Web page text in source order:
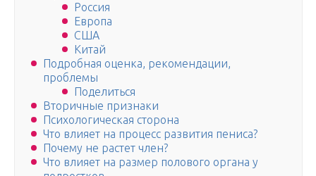
Россия
Европа
США
Китай
Подробная оценка, рекомендации,
проблемы
Поделиться
Вторичные признаки
Психологическая сторона
Что влияет на процесс развития пениса?
Почему не растет член?
Что влияет на размер полового органа у